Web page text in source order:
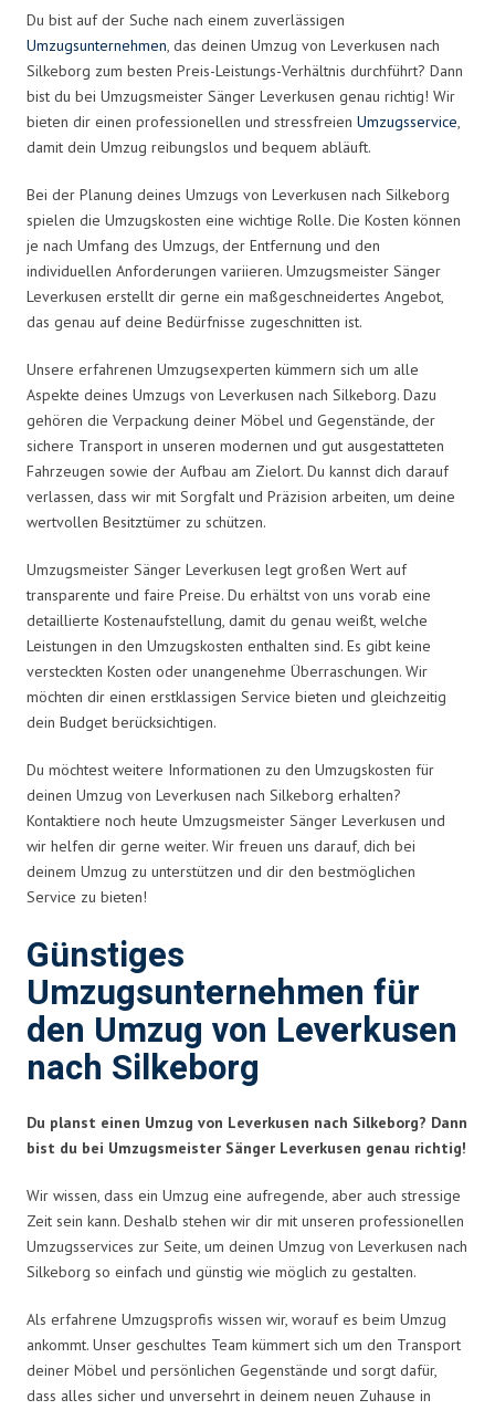
Du bist auf der Suche nach einem zuverlässigen
Umzugsunternehmen, das deinen Umzug von Leverkusen nach
Silkeborg zum besten Preis-Leistungs-Verhältnis durchführt? Dann
bist du bei Umzugsmeister Sänger Leverkusen genau richtig! Wir
bieten dir einen professionellen und stressfreien Umzugsservice,
damit dein Umzug reibungslos und bequem abläuft.
Bei der Planung deines Umzugs von Leverkusen nach Silkeborg
spielen die Umzugskosten eine wichtige Rolle. Die Kosten können
je nach Umfang des Umzugs, der Entfernung und den
individuellen Anforderungen variieren. Umzugsmeister Sänger
Leverkusen erstellt dir gerne ein maßgeschneidertes Angebot,
das genau auf deine Bedürfnisse zugeschnitten ist.
Unsere erfahrenen Umzugsexperten kümmern sich um alle
Aspekte deines Umzugs von Leverkusen nach Silkeborg. Dazu
gehören die Verpackung deiner Möbel und Gegenstände, der
sichere Transport in unseren modernen und gut ausgestatteten
Fahrzeugen sowie der Aufbau am Zielort. Du kannst dich darauf
verlassen, dass wir mit Sorgfalt und Präzision arbeiten, um deine
wertvollen Besitztümer zu schützen.
Umzugsmeister Sänger Leverkusen legt großen Wert auf
transparente und faire Preise. Du erhältst von uns vorab eine
detaillierte Kostenaufstellung, damit du genau weißt, welche
Leistungen in den Umzugskosten enthalten sind. Es gibt keine
versteckten Kosten oder unangenehme Überraschungen. Wir
möchten dir einen erstklassigen Service bieten und gleichzeitig
dein Budget berücksichtigen.
Du möchtest weitere Informationen zu den Umzugskosten für
deinen Umzug von Leverkusen nach Silkeborg erhalten?
Kontaktiere noch heute Umzugsmeister Sänger Leverkusen und
wir helfen dir gerne weiter. Wir freuen uns darauf, dich bei
deinem Umzug zu unterstützen und dir den bestmöglichen
Service zu bieten!
Günstiges
Umzugsunternehmen für
den Umzug von Leverkusen
nach Silkeborg
Du planst einen Umzug von Leverkusen nach Silkeborg? Dann
bist du bei Umzugsmeister Sänger Leverkusen genau richtig!
Wir wissen, dass ein Umzug eine aufregende, aber auch stressige
Zeit sein kann. Deshalb stehen wir dir mit unseren professionellen
Umzugsservices zur Seite, um deinen Umzug von Leverkusen nach
Silkeborg so einfach und günstig wie möglich zu gestalten.
Als erfahrene Umzugsprofis wissen wir, worauf es beim Umzug
ankommt. Unser geschultes Team kümmert sich um den Transport
deiner Möbel und persönlichen Gegenstände und sorgt dafür,
dass alles sicher und unversehrt in deinem neuen Zuhause in